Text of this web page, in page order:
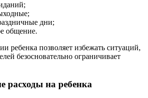
дни;
общение.
ребенка позволяет избежать ситуаций,
безосновательно ограничивает
расходы на ребенка